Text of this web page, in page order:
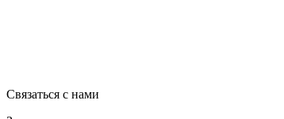
Связаться с нами